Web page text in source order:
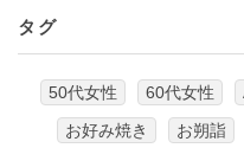
タグ
50代女性 60代女性
お好み焼き
お朔詣